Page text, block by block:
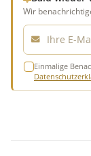
Wir
E-Mail
Einmalige